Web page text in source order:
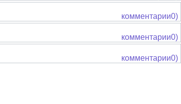
комментарии0)
комментарии0)
комментарии0)